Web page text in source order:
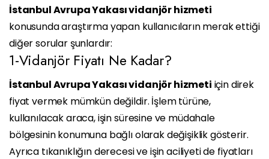
İstanbul Avrupa Yakası vidanjör hizmeti
konusunda araştırma yapan kullanıcıların merak ettiği
diğer sorular şunlardır:
1-Vidanjör Fiyatı Ne Kadar?
İstanbul Avrupa Yakası vidanjör hizmeti için direk
fiyat vermek mümkün değildir. İşlem türüne,
kullanılacak araca, işin süresine ve müdahale
bölgesinin konumuna bağlı olarak değişiklik gösterir.
Ayrıca tıkanıklığın derecesi ve işin aciliyeti de fiyatları